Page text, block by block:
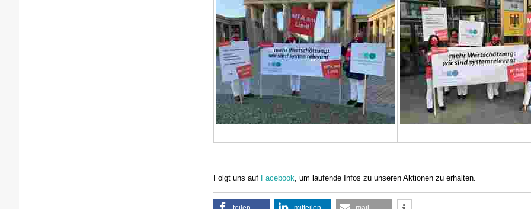
Folgt uns auf Facebook, um laufende Infos zu unseren Aktionen zu erhalten.